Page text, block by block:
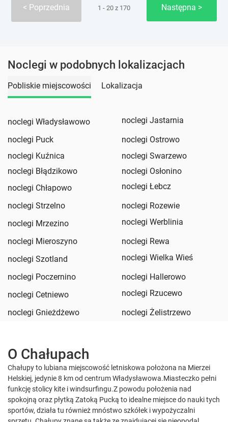
Poprzednia 1 - 20 z 170 Następna
Noclegi w podobnych lokalizacjach
Pobliskie miejscowości Lokalizacja
noclegi Władysławowo
noclegi Jastarnia
noclegi Puck
noclegi Ostrowo
noclegi Kuźnica
noclegi Swarzewo
noclegi Błądzikowo
noclegi Osłonino
noclegi Chłapowo
noclegi Łebcz
noclegi Strzelno
noclegi Rozewie
noclegi Mrzezino
noclegi Werblinia
noclegi Mieroszyno
noclegi Rewa
noclegi Szotland
noclegi Wielka Wieś
noclegi Poczernino
noclegi Hallerowo
noclegi Cetniewo
noclegi Rzucewo
noclegi Gnieżdżewo
noclegi Żelistrzewo
O Chałupach
Chałupy to lubiana miejscowość letniskowa położona na Mierzei
Helskiej, jedynie 8 km od centrum Władysławowa.Miasteczko pełni
funkcję stolicy kite i windsurfingu.Z powodu położenia nad
spokojną oraz płytką Zatoką Pucką to idealne miejsce do nauki tych
sportów, działa tu również mnóstwo szkółek i wypożyczalni